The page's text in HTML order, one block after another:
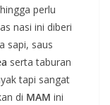
perlu
nasi ini diberi
sapi, saus
serta taburan
tapi sangat
di MAM ini